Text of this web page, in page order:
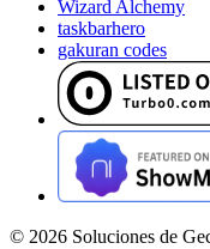
Wizard Alchemy
taskbarhero
gakuran codes
© 2026 Soluciones de